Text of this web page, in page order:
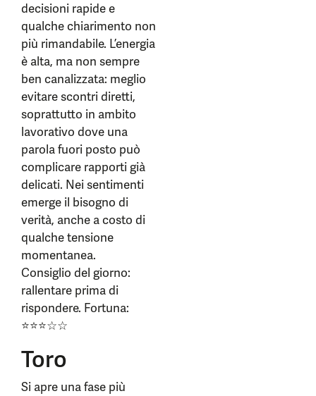
decisioni rapide e
qualche chiarimento non
più rimandabile. L’energia
è alta, ma non sempre
ben canalizzata: meglio
evitare scontri diretti,
soprattutto in ambito
lavorativo dove una
parola fuori posto può
complicare rapporti già
delicati. Nei sentimenti
emerge il bisogno di
verità, anche a costo di
qualche tensione
momentanea.
Consiglio del giorno:
rallentare prima di
rispondere. Fortuna:
⭐⭐⭐☆☆
Toro
Si apre una fase più